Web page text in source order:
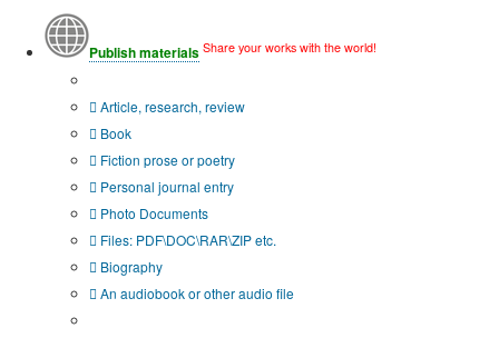
Publish materials Share your works with the world!
Article, research, review
Book
Fiction prose or poetry
Personal journal entry
Photo Documents
Files: PDF\DOC\RAR\ZIP etc.
Biography
An audiobook or other audio file